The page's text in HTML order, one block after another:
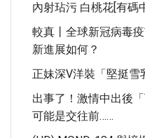
內射玷污 白桃花[有碼
較真丨全球新冠病毒
新進展如何？
正妹深V洋裝「堅挺
出事了！激情中出後
可能是交往前……